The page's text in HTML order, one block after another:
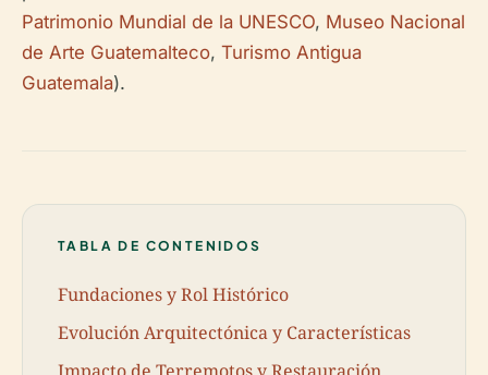
Patrimonio Mundial de la UNESCO, Museo Nacional
de Arte Guatemalteco, Turismo Antigua
Guatemala).
TABLA DE CONTENIDOS
Fundaciones y Rol Histórico
Evolución Arquitectónica y Características